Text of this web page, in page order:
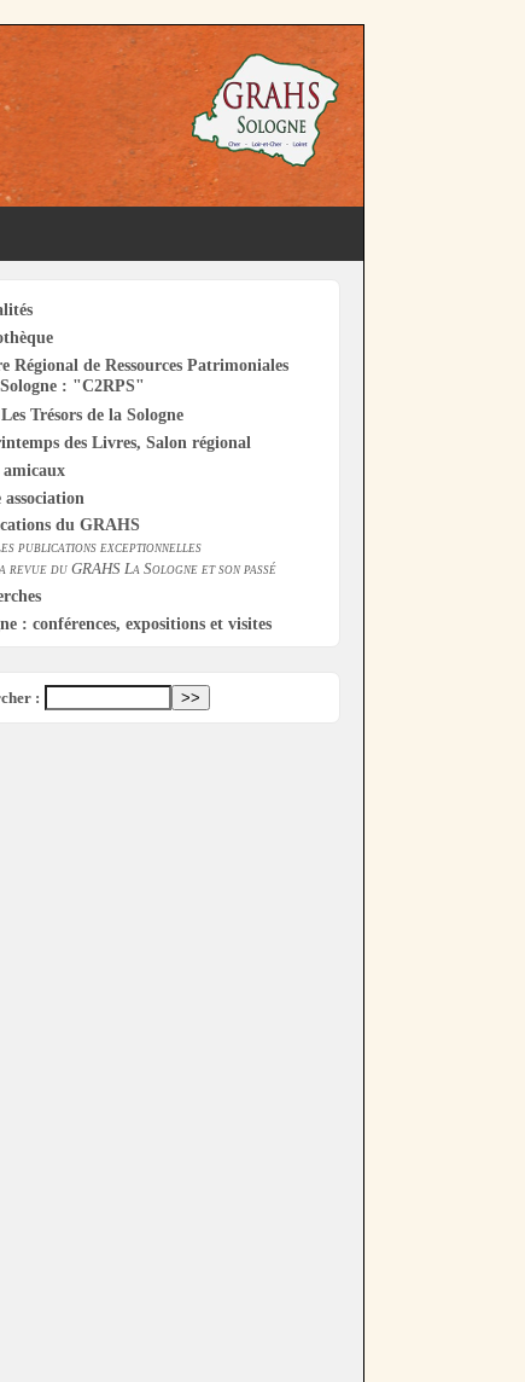
Régional de Ressources Patrimoniales
: "C2RPS"
Trésors de la Sologne
des Livres, Salon régional
amicaux
du GRAHS
publications exceptionnelles
revue du GRAHS La Sologne et son passé
: conférences, expositions et visites
: